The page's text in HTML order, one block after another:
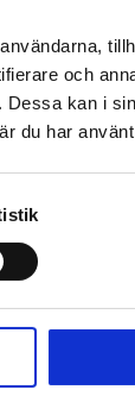
och
kan i
du har